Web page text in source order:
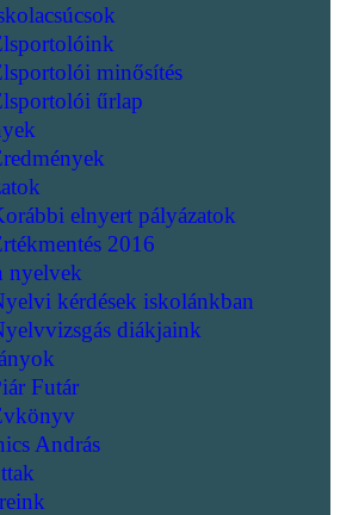
minősítés
űrlap
elnyert pályázatok
2016
nyelvek
kérdések iskolánkban
diákjaink
Futár
András